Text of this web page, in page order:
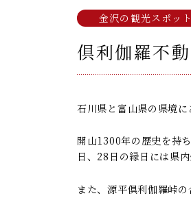
金沢の観光スポット
倶利伽羅不
石川県と富山県の県境
開山1300年の歴史を持
日、28日の縁日には県
また、源平倶利伽羅峠